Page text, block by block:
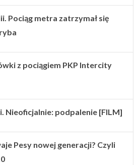
Pociąg metra zatrzymał się
z pociągiem PKP Intercity
Nieoficjalnie: podpalenie [FILM]
Pesy nowej generacji? Czyli